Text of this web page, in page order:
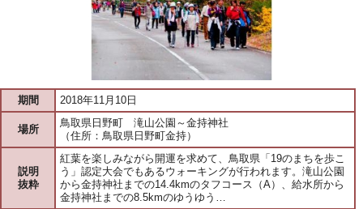
期間 2018年11月10日
場所
鳥取県日野町 滝山公園～金持神社
（住所：鳥取県日野町金持）
説明
抜粋
紅葉を楽しみながら開運を求めて、鳥取県「19のまちを歩こ
う」認定大会でもあるウォーキングが行われます。滝山公園
から金持神社までの14.4kmのタフコース（A）、給水所から
金持神社までの8.5kmのゆうゆう…